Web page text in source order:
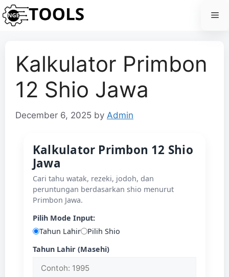
Skip
to
Kalkulator Primbon
12 Shio Jawa
December 6, 2025 by Admin
Kalkulator Primbon 12 Shio
Jawa
Cari tahu watak, rezeki, jodoh, dan
peruntungan berdasarkan shio menurut
Primbon Jawa.
Pilih Mode Input:
Tahun Lahir
Pilih Shio
Tahun Lahir (Masehi)